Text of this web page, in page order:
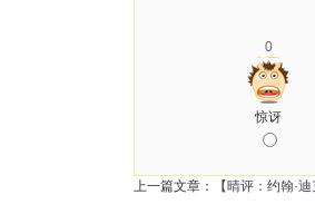
0
惊讶
上一篇文章： 【晴评：约翰·